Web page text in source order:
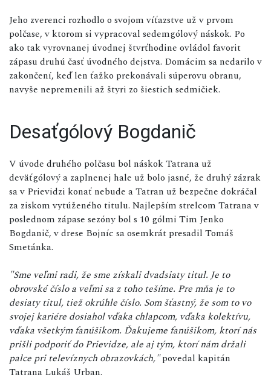
Jeho zverenci rozhodlo o svojom víťazstve už v prvom
polčase, v ktorom si vypracoval sedemgólový náskok. Po
ako tak vyrovnanej úvodnej štvrťhodine ovládol favorit
zápasu druhú časť úvodného dejstva. Domácim sa nedarilo v
zakončení, keď len ťažko prekonávali súperovu obranu,
navyše nepremenili až štyri zo šiestich sedmičiek.
Desaťgólový Bogdanič
V úvode druhého polčasu bol náskok Tatrana už
deväťgólový a zaplnenej hale už bolo jasné, že druhý zázrak
sa v Prievidzi konať nebude a Tatran už bezpečne dokráčal
za ziskom vytúženého titulu. Najlepším strelcom Tatrana v
poslednom zápase sezóny bol s 10 gólmi Tim Jenko
Bogdanič, v drese Bojníc sa osemkrát presadil Tomáš
Smetánka.
"Sme veľmi radi, že sme získali dvadsiaty titul. Je to
obrovské číslo a veľmi sa z toho tešíme. Pre mňa je to
desiaty titul, tiež okrúhle číslo. Som šťastný, že som to vo
svojej kariére dosiahol vďaka chlapcom, vďaka kolektívu,
vďaka všetkým fanúšikom. Ďakujeme fanúšikom, ktorí nás
prišli podporiť do Prievidze, ale aj tým, ktorí nám držali
palce pri televíznych obrazovkách,"povedal kapitán
Tatrana Lukáš Urban.